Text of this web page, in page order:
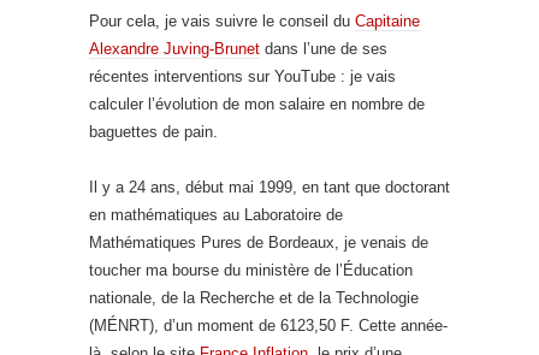
Pour cela, je vais suivre le conseil du Capitaine
Alexandre Juving-Brunet dans l’une de ses
récentes interventions sur YouTube : je vais
calculer l’évolution de mon salaire en nombre de
baguettes de pain.
Il y a 24 ans, début mai 1999, en tant que doctorant
en mathématiques au Laboratoire de
Mathématiques Pures de Bordeaux, je venais de
toucher ma bourse du ministère de l’Éducation
nationale, de la Recherche et de la Technologie
(MÉNRT), d’un moment de 6123,50 F. Cette année-